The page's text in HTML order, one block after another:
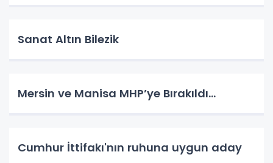
Sanat Altın Bilezik
Mersin ve Manisa MHP’ye Bırakıldı…
Cumhur İttifakı'nın ruhuna uygun aday